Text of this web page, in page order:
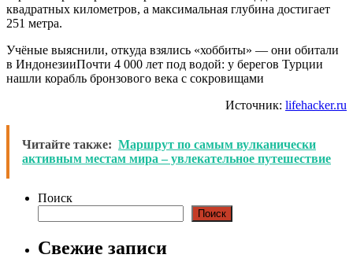
квадратных километров, а максимальная глубина достигает
251 метра.
Учёные выяснили, откуда взялись «хоббиты» — они обитали
в ИндонезииПочти 4 000 лет под водой: у берегов Турции
нашли корабль бронзового века с сокровищами
Источник: lifehacker.ru
Читайте также: Маршрут по самым вулканически
активным местам мира – увлекательное путешествие
Поиск
Поиск
Свежие записи